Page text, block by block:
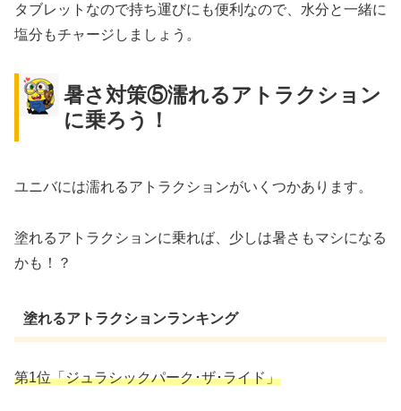
タブレットなので持ち運びにも便利なので、水分と一緒に
塩分もチャージしましょう。
暑さ対策⑤濡れるアトラクション
に乗ろう！
ユニバには濡れるアトラクションがいくつかあります。
塗れるアトラクションに乗れば、少しは暑さもマシになる
かも！？
塗れるアトラクションランキング
第1位「ジュラシックパーク･ザ･ライド」